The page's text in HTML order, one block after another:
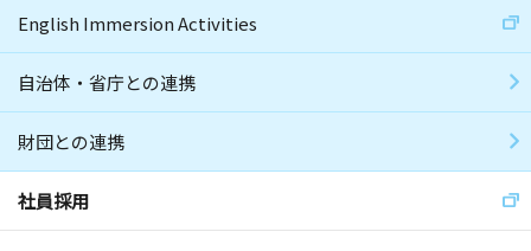
English Immersion Activities
自治体・省庁との連携
財団との連携
社員採用